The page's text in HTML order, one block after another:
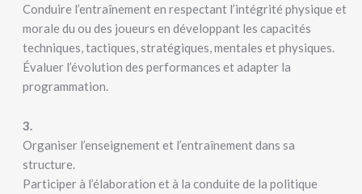
Conduire l’entraînement en respectant l’intégrité physique et
morale du ou des joueurs en développant les capacités
techniques, tactiques, stratégiques, mentales et physiques.
Évaluer l’évolution des performances et adapter la
programmation.
3.
Organiser l’enseignement et l’entraînement dans sa
structure.
Participer à l’élaboration et à la conduite de la politique